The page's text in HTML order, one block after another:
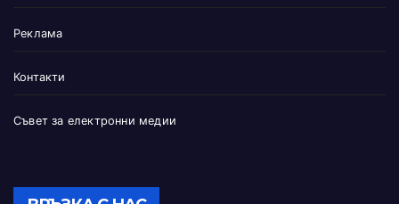
Реклама
Контакти
Съвет за електронни медии